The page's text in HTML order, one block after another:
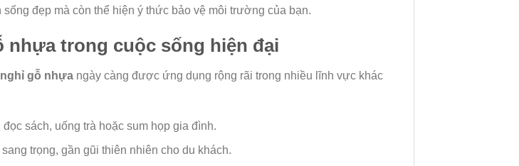
đẹp mà còn thể hiện ý thức bảo vệ môi trường của bạn.
nhựa trong cuộc sống hiện đại
gỗ nhựa ngày càng được ứng dụng rộng rãi trong nhiều lĩnh vực khác
sách, uống trà hoặc sum họp gia đình.
trọng, gần gũi thiên nhiên cho du khách.